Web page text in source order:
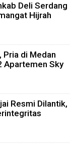
Deli Serdang
Hijrah
Pria di Medan
Apartemen Sky
Resmi Dilantik,